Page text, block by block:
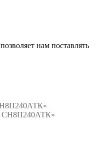
нам поставлять